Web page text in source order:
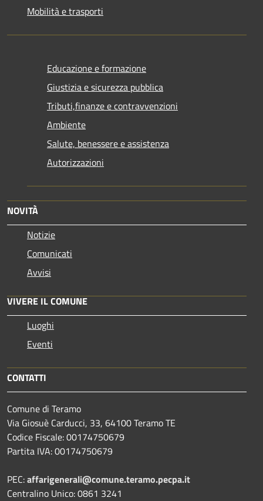
Mobilità e trasporti
Educazione e formazione
Giustizia e sicurezza pubblica
Tributi,finanze e contravvenzioni
Ambiente
Salute, benessere e assistenza
Autorizzazioni
NOVITÀ
Notizie
Comunicati
Avvisi
VIVERE IL COMUNE
Luoghi
Eventi
CONTATTI
Comune di Teramo
Via Giosuè Carducci, 33, 64100 Teramo TE
Codice Fiscale: 00174750679
Partita IVA: 00174750679
PEC:affarigenerali@comune.teramo.pecpa.it
Centralino Unico: 0861 3241